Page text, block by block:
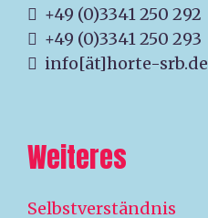
+49 (0)3341 250 292
+49 (0)3341 250 293
info[ät]horte-srb.de
Weiteres
Selbstverständnis